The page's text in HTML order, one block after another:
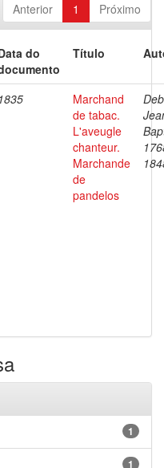
Anterior 1 Próximo
do
Título
1835
Marchand
de tabac.
L'aveugle
chanteur.
Marchande
de
pandelos
1
1